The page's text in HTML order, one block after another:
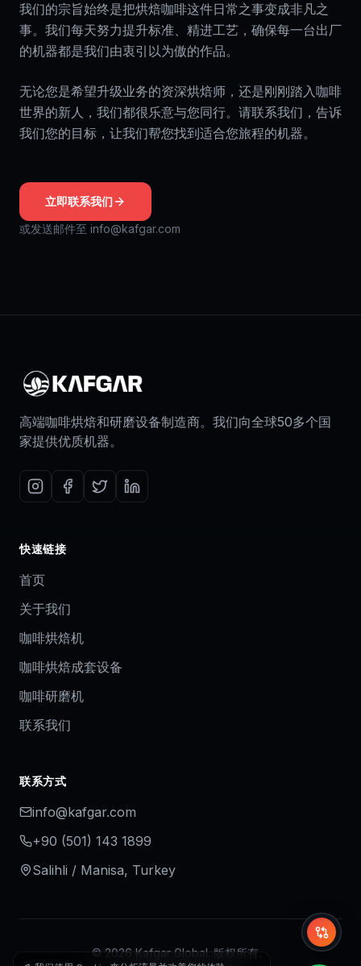
我们的宗旨始终是把烘焙咖啡这件日常之事变成非凡之
事。我们每天努力提升标准、精进工艺，确保每一台出厂
的机器都是我们由衷引以为傲的作品。
无论您是希望升级业务的资深烘焙师，还是刚刚踏入咖啡
世界的新人，我们都很乐意与您同行。请联系我们，告诉
我们您的目标，让我们帮您找到适合您旅程的机器。
立即联系我们
或发送邮件至 info@kafgar.com
高端咖啡烘焙和研磨设备制造商。我们向全球50多个国
家提供优质机器。
快速链接
首页
关于我们
咖啡烘焙机
咖啡烘焙成套设备
咖啡研磨机
联系我们
联系方式
info@kafgar.com
+90 (501) 143 1899
Salihli / Manisa, Turkey
© 2026 Kafgar Global. 版权所有。